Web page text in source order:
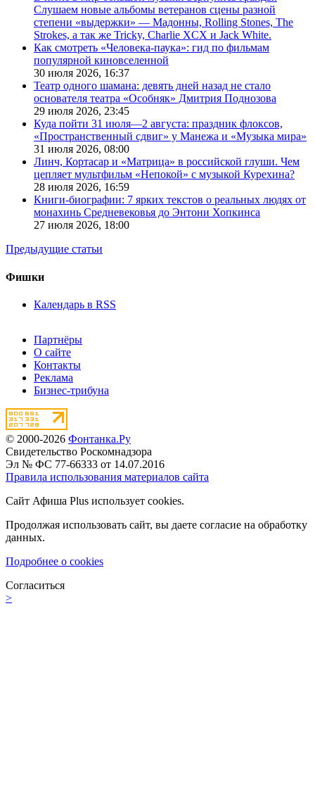
Слушаем новые альбомы ветеранов сцены разной
степени «выдержки» — Мадонны, Rolling Stones, The
Strokes, а так же Tricky, Charlie XCX и Jack White.
Как смотреть «Человека-паука»: гид по фильмам
популярной киновселенной
30 июля 2026, 16:37
Театр одного шамана: девять дней назад не стало
основателя театра «Особняк» Дмитрия Поднозова
29 июля 2026, 23:45
Куда пойти 31 июля—2 августа: праздник флоксов,
«Пространственный сдвиг» у Манежа и «Музыка мира»
31 июля 2026, 08:00
Линч, Кортасар и «Матрица» в российской глуши. Чем
цепляет мультфильм «Непокой» с музыкой Курехина?
28 июля 2026, 16:59
Книги-биографии: 7 ярких текстов о реальных людях от
монахинь Средневековья до Энтони Хопкинса
27 июля 2026, 18:00
Предыдущие статьи
Фишки
Календарь в RSS
Партнёры
О сайте
Контакты
Реклама
Бизнес-трибуна
© 2000-2026 Фонтанка.Ру
Свидетельство Роскомнадзора
Эл № ФС 77-66333 от 14.07.2016
Правила использования материалов сайта
Сайт Афиша Plus использует cookies.
Продолжая использовать сайт, вы даете согласие на обработку
данных.
Подробнее о cookies
Согласиться
>